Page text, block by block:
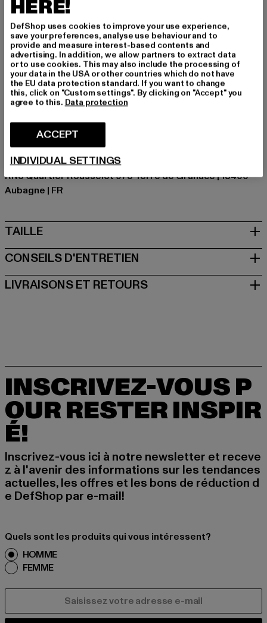
Tacchini est ton allié pour un look qui combine
performance et crédibilité street.
Marque: Sergio Tacchini
Catégorie: Pantalons & Shorts
Couleur: weiß
Couleur du fabricant: white/mediterranea
Composition du matériau: 90% Polyester, 10%
Élasthanne
Art.Nr: ST41560-23340
Fabricant: Movin SARL |help@sergiotacchini.com
RN8 Quartier Rousselot 975 Terre de Granace | 13400
Aubagne | FR
TAILLE
CONSEILS D'ENTRETIEN
LIVRAISONS ET RETOURS
INSCRIVEZ-VOUS P
OUR RESTER INSPIR
É!
Inscrivez-vous ici à notre newsletter et receve
z à l'avenir des informations sur les tendances
actuelles, les offres et les bons de réduction d
e DefShop par e-mail!
Quels sont les produits qui vous intéressent?
HOMME
FEMME
HERE!
DefShop uses cookies to improve your use experience,
save your preferences, analyse use behaviour and to
provide and measure interest-based contents and
advertising. In addition, we allow partners to extract data
or to use cookies. This may also include the processing of
your data in the USA or other countries which do not have
the EU data protection standard. If you want to change
this, click on "Custom settings". By clicking on "Accept" you
agree to this. Data protection
ACCEPT
INDIVIDUAL SETTINGS